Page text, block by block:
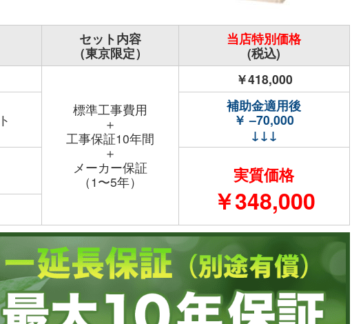
セット内容
（東京限定）
当店特別価格
(税込)
標準工事費用
＋
工事保証10年間
＋
メーカー保証
（1〜5年）
￥418,000
補助金適用後
￥ –70,000
↓↓↓
実質価格
￥348,000